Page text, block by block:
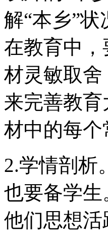
解“本乡”
在教育中
材灵敏取
来完善教
材中的每
2.学情剖析
也要备学
他们思想